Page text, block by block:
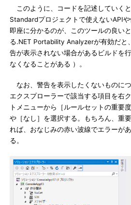
このように、コードを記述していく
Standardプロジェクトで使えないAPI
即座に分かるのが、このツールの良い
る.NET Portability Analyzerが有効だと
告が表示されない場合があるビルドを
なくなることがある ）。
なお、警告を表示したくないものに
エクスプローラーで該当する項目を右
トメニューから［ルールセットの重要
や［なし］を選択する。もちろん、重
れば、おなじみの赤い波線でエラーが
る。